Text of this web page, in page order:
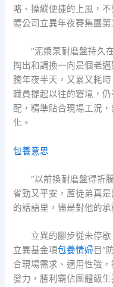
略、操縱便捷的上風，
體公司立異年夜賽集團第
“泥漿泵耐磨盤持久
掏出和調換一向是個老
騰年夜半天，又累又耗
職員提起以往的窘境，
配，精準貼合現場工況
化。
包養意思
“以前換耐磨盤得折
省勁又平安，蘆徒弟真
的話語里，儘是對他的承
立異的腳步從未停
立異基金項包養情婦 目“
合現場需求、適用性強
發力，勝利霸佔團體級